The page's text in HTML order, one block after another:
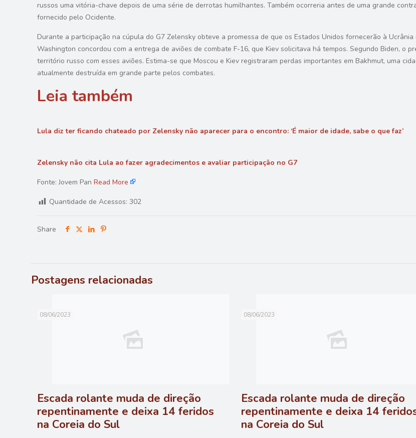
russos uma vitória-chave depois de uma série de derrotas humilhantes. Também ocorreria antes de uma grande
fornecido pelo Ocidente.
Durante a participação na cúpula do G7 Zelensky obteve a promessa de que os Estados Unidos fornecerão à
Washington concordou com a entrega de aviões de combate F-16, que Kiev solicitava há tempos. Segundo Biden, o
território russo com esses aviões. Estima-se que Moscou e Kiev registraram perdas importantes em Bakhmut, uma
atualmente destruída em grande parte pelos combates.
Leia também
Lula diz ter ficando chateado por Zelensky não aparecer para o encontro: ‘É maior de idade, sabe o que faz’
Zelensky não cita Lula ao fazer agradecimentos e avaliar participação no G7
Fonte: Jovem PanRead More
Quantidade de Acessos: 302
Share
Postagens relacionadas
08/06/2023
Escada rolante muda de direção
repentinamente e deixa 14 feridos
na Coreia do Sul
08/06/2023
Escada rolante muda de direção
repentinamente e deixa 14
na Coreia do Sul